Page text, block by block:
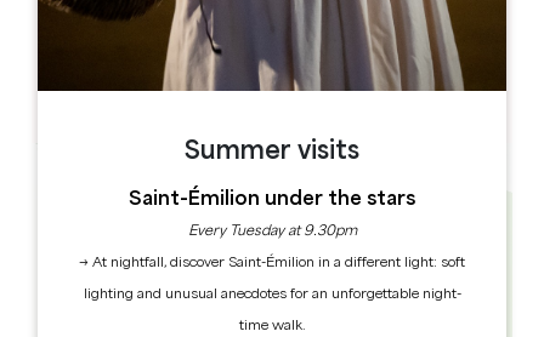
Summer visits
Saint-Émilion under the stars
Every Tuesday at 9.30pm
→ At nightfall, discover Saint-Émilion in a different light: soft
lighting and unusual anecdotes for an unforgettable night-
time walk.